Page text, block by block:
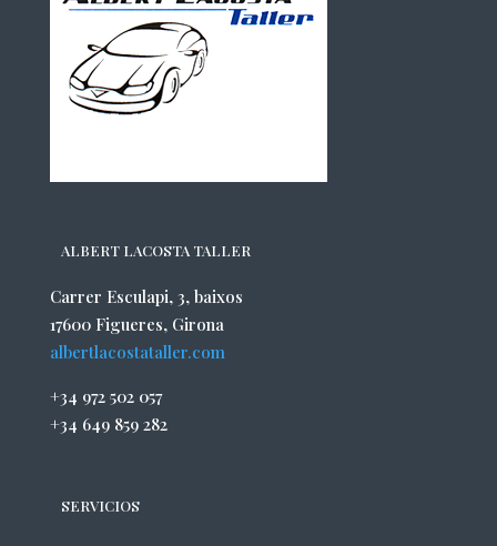
ALBERT LACOSTA TALLER
Carrer Esculapi, 3, baixos
17600 Figueres, Girona
albertlacostataller.com
+34 972 502 057
+34 649 859 282
SERVICIOS